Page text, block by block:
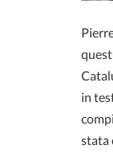
in
stata